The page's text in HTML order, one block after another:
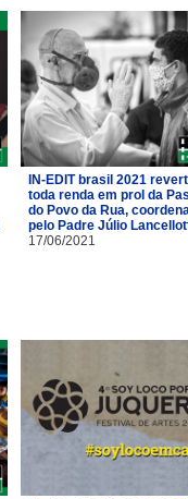
IN-EDIT brasil 2021
toda renda em prol da
do Povo da Rua,
pelo Padre Júlio
17/06/2021